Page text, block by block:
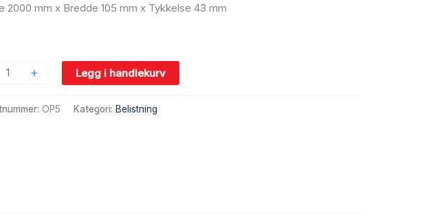
2000 mm x Bredde 105 mm x Tykkelse 43 mm
+ Legg i handlekurv
OP5 Kategori: Belistning